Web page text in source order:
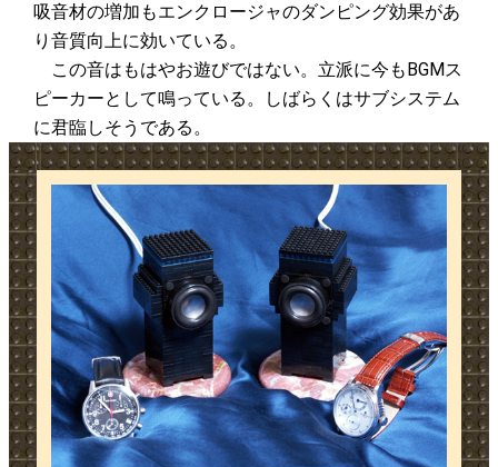
吸音材の増加もエンクロージャのダンピング効果があ
り音質向上に効いている。
この音はもはやお遊びではない。立派に今もBGMス
ピーカーとして鳴っている。しばらくはサブシステム
に君臨しそうである。